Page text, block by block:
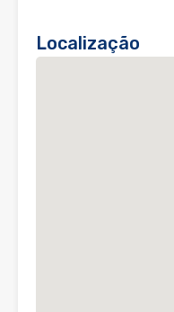
Localização